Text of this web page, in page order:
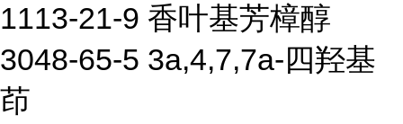
1113-21-9 香叶基芳樟醇
3048-65-5 3a,4,7,7a-四羟基
茚